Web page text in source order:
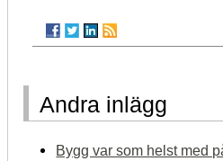
Andra inlägg
Bygg var som helst med